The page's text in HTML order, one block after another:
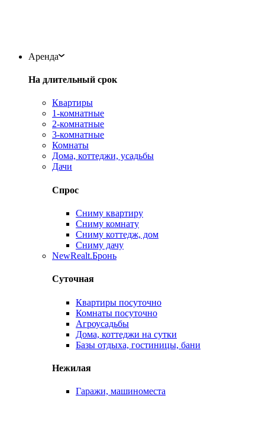
Аренда
На длительный срок
Квартиры
1-комнатные
2-комнатные
3-комнатные
Комнаты
Дома, коттеджи, усадьбы
Дачи
Спрос
Сниму квартиру
Сниму комнату
Сниму коттедж, дом
Сниму дачу
NewRealt.Бронь
Суточная
Квартиры посуточно
Комнаты посуточно
Агроусадьбы
Дома, коттеджи на сутки
Базы отдыха, гостиницы, бани
Нежилая
Гаражи, машиноместа